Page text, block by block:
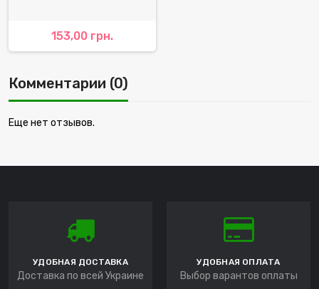
153,00 грн.
Комментарии (0)
Еще нет отзывов.
УДОБНАЯ ДОСТАВКА
Доставка по всей Украине
УДОБНАЯ ОПЛАТА
Выбор варантов оплаты